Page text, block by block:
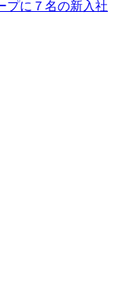
に７名の新入社